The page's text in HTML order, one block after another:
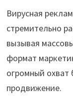
Вирусная
стремительно
вызывая
формат
огромный охват
продвижение.